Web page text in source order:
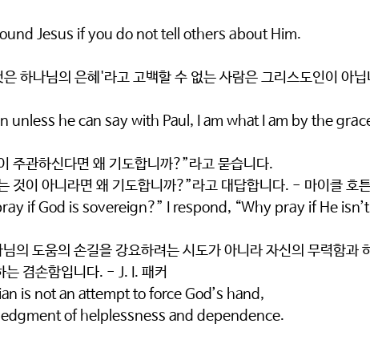
Jesus if you do not tell others about Him.
하나님의 은혜'라고 고백할 수 없는 사람은 그리스도인이 아
unless he can say with Paul, I am what I am by the
주관하신다면 왜 기도합니까?”라고 묻습니다.
것이 아니라면 왜 기도합니까?”라고 대답합니다. - 마이클 호
if God is sovereign?” I respond, “Why pray if He
의 도움의 손길을 강요하려는 시도가 아니라 자신의 무력함과
는 겸손함입니다. - J. I. 패커
is not an attempt to force God’s hand,
of helplessness and dependence.